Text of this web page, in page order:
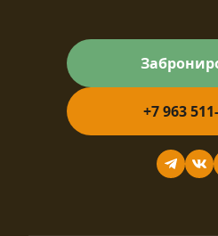
+7 963